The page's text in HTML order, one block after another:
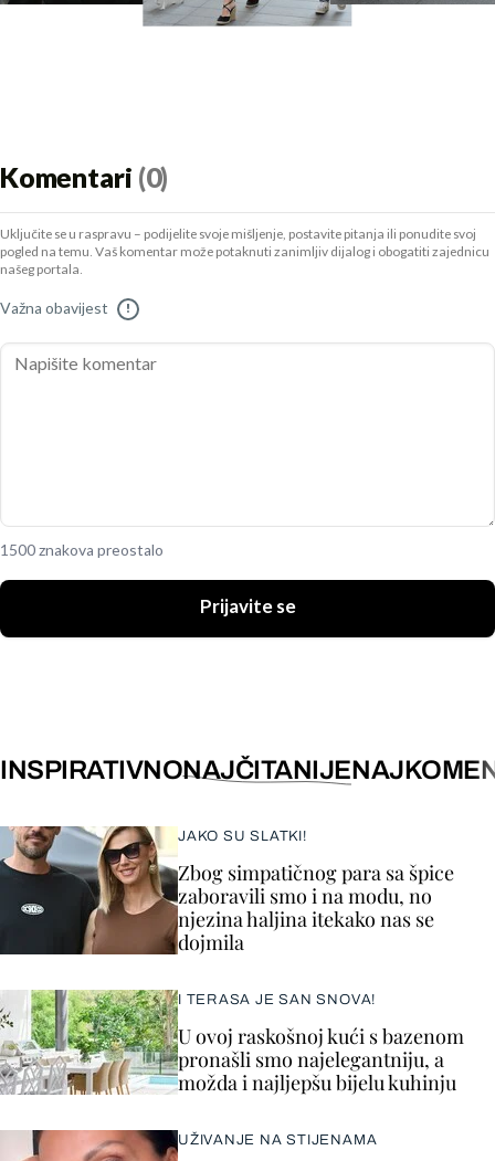
Komentari (0)
Uključite se u raspravu – podijelite svoje mišljenje, postavite pitanja ili ponudite svoj
pogled na temu. Vaš komentar može potaknuti zanimljiv dijalog i obogatiti zajednicu
našeg portala.
Važna obavijest !
1500 znakova preostalo
Prijavite se
INSPIRATIVNONAJČITANIJE
JAKO SU SLATKI!
Zbog simpatičnog para sa špice
zaboravili smo i na modu, no
njezina haljina itekako nas se
dojmila
I TERASA JE SAN SNOVA!
U ovoj raskošnoj kući s bazenom
pronašli smo najelegantniju, a
možda i najljepšu bijelu kuhinju
UŽIVANJE NA STIJENAMA